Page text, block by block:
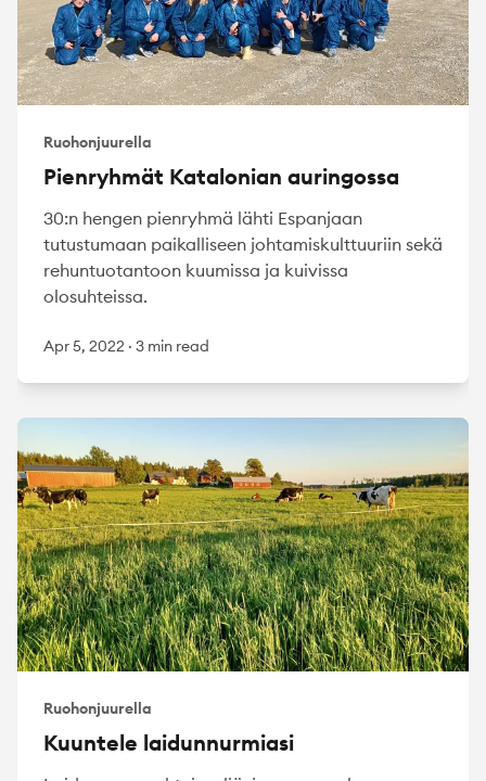
Ruohonjuurella
Pienryhmät Katalonian auringossa
30:n hengen pienryhmä lähti Espanjaan
tutustumaan paikalliseen johtamiskulttuuriin sekä
rehuntuotantoon kuumissa ja kuivissa
olosuhteissa.
Apr 5, 2022 · 3 min read
Ruohonjuurella
Kuuntele laidunnurmiasi